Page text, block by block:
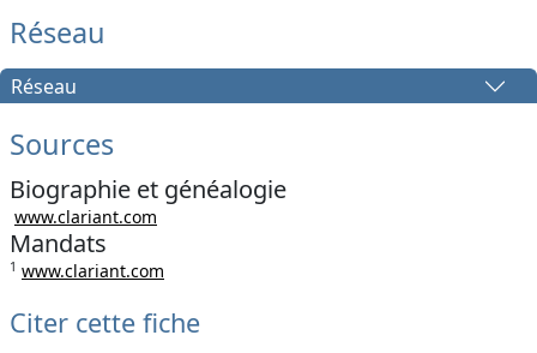
Réseau
Réseau
Sources
Biographie et généalogie
www.clariant.com
Mandats
1 www.clariant.com
Citer cette fiche